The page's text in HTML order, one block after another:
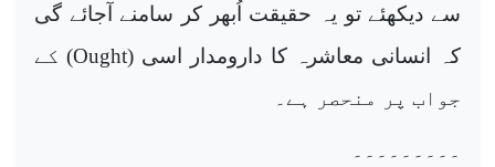
سے دیکھئے تو یہ حقیقت اُبھر کر سامنے آجائے گی
کہ انسانی معاشرہ کا دارومدار اسی (Ought) کے
جواب پر منحصر ہے۔
۔۔۔۔۔۔۔۔۔